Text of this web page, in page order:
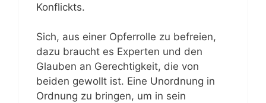
Konflickts.
Sich, aus einer Opferrolle zu befreien,
dazu braucht es Experten und den
Glauben an Gerechtigkeit, die von
beiden gewollt ist. Eine Unordnung in
Ordnung zu bringen, um in sein